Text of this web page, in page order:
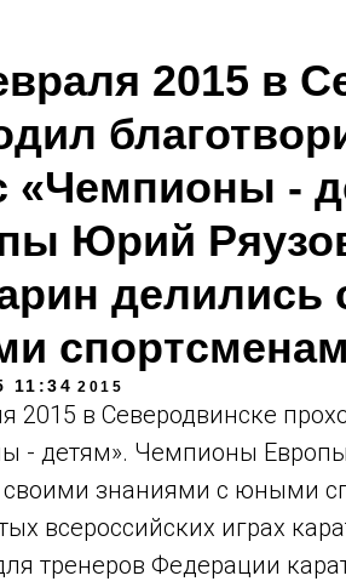
2015 в
«Чемпионы -
Юрий
делились
11:34 2015
2015 в Северодвинске
- детям». Чемпионы
знаниями с юными
всероссийских играх
тренеров Федерации